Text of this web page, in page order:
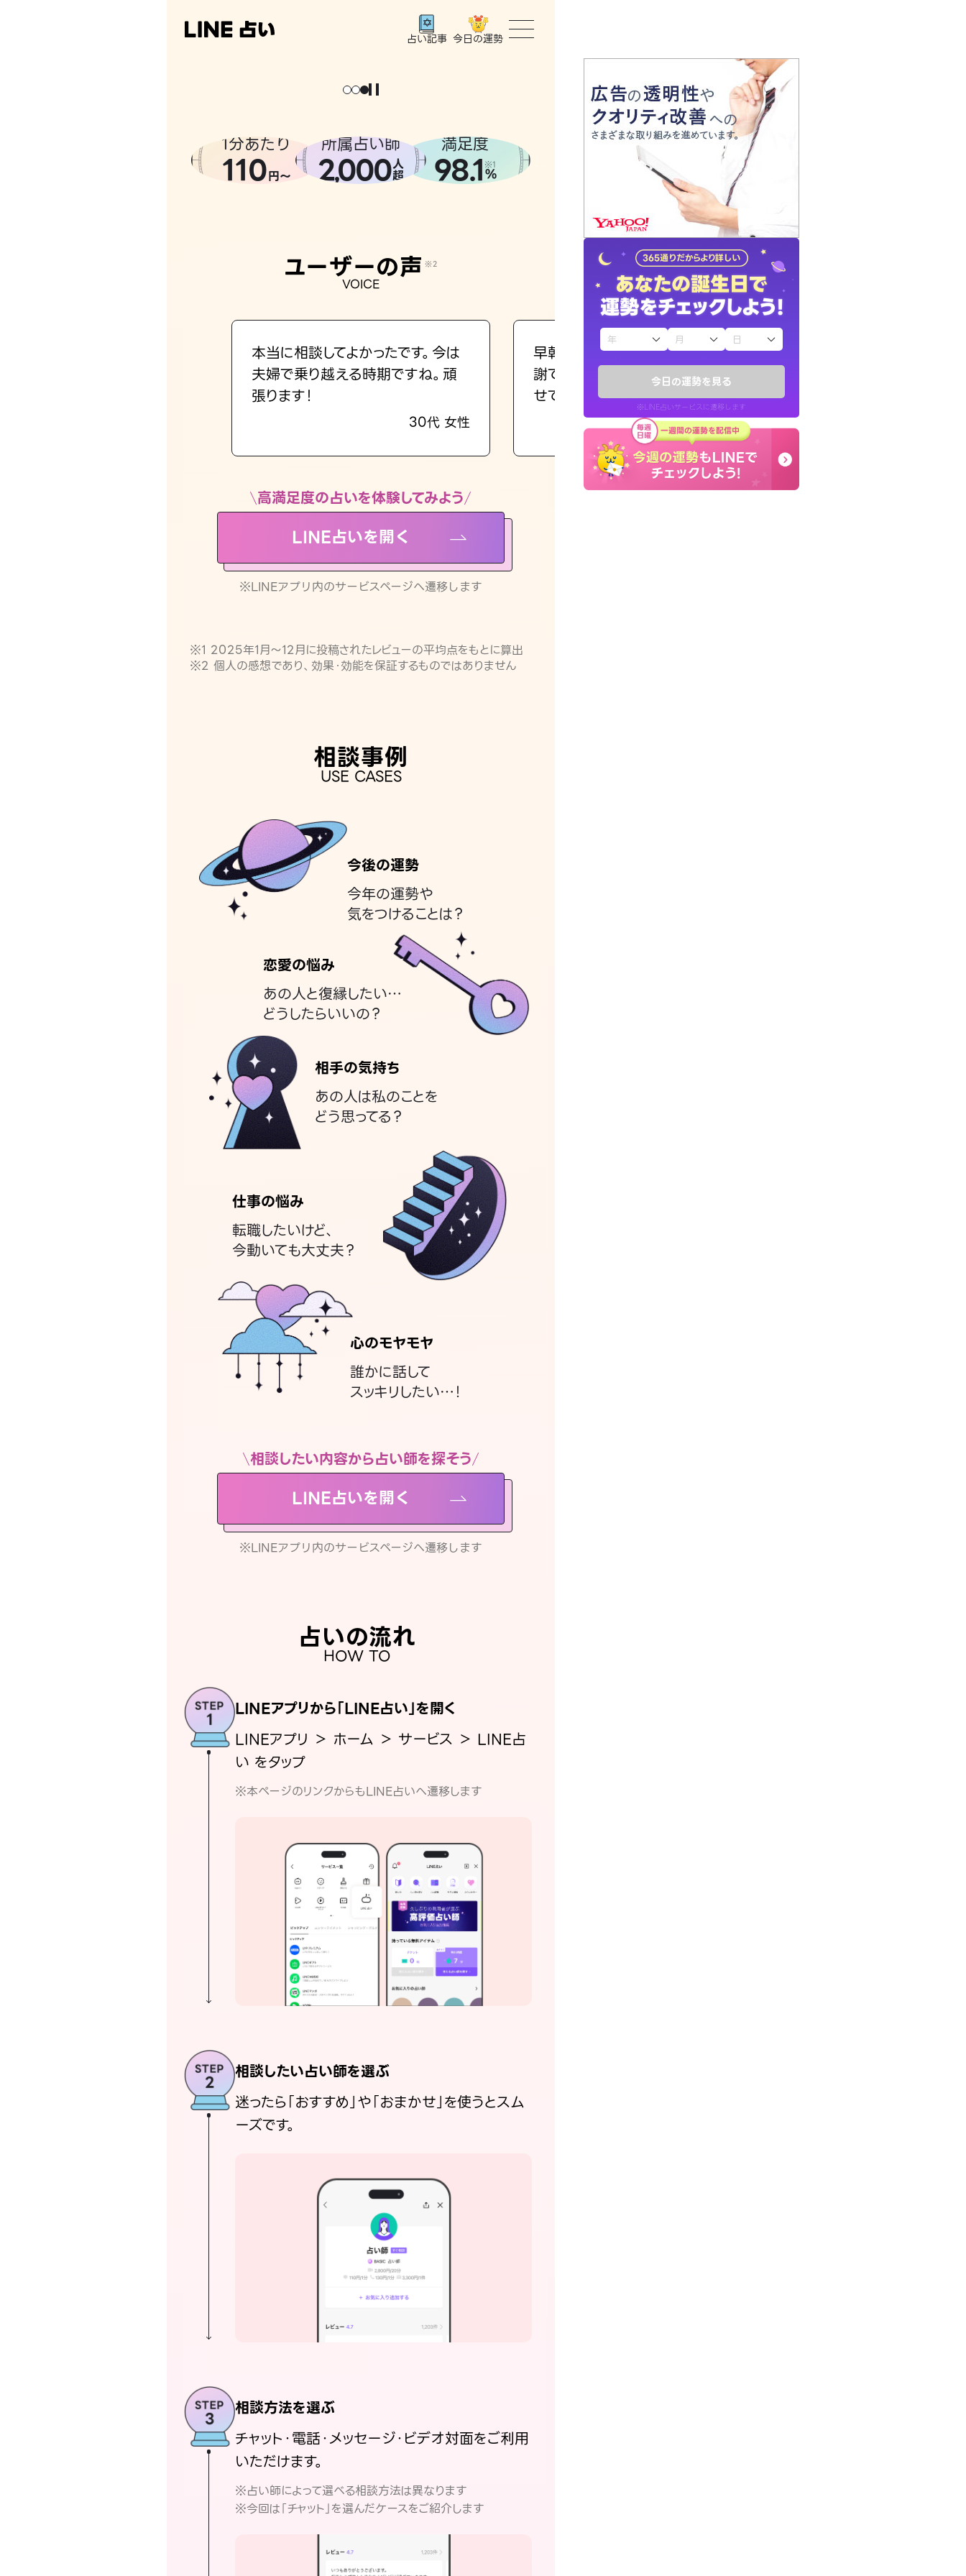
今日の運勢を見る
※LINE占いサービスに遷移します
占い記事 今日の運勢
トップ
ユーザーの声
占いの流れ
おすすめの占い師
よくある質問
えもじの子（占）12星座占い
お知らせ
1分あたり
110円〜
所属占い師
2,000人
超
満足度
98.1 ※1
%
ユーザーの声 ※2
VOICE
本当に相談してよかったです。今は
夫婦で乗り越える時期ですね。頑
張ります！
30代 女性
早朝にも関わらず鑑定いただき感
謝です。私のままでいいんだと思わ
せてくれます。
40代 女性
高満足度の占いを体験してみよう
LINE占いを開く
※LINEアプリ内のサービスページへ遷移します
※1 2025年1月〜12月に投稿されたレビューの平均点をもとに算出
※2 個人の感想であり、効果・効能を保証するものではありません
相談事例
USE CASES
今後の運勢
今年の運勢や
気をつけることは？
恋愛の悩み
あの人と復縁したい…
どうしたらいいの？
相手の気持ち
あの人は私のことを
どう思ってる？
仕事の悩み
転職したいけど、
今動いても大丈夫？
心のモヤモヤ
誰かに話して
スッキリしたい…！
相談したい内容から占い師を探そう
LINE占いを開く
※LINEアプリ内のサービスページへ遷移します
占いの流れ
HOW TO
LINEアプリから「LINE占い」を開く
LINEアプリ ＞ ホーム ＞ サービス ＞ LINE占
い をタップ
※本ページのリンクからもLINE占いへ遷移します
相談したい占い師を選ぶ
迷ったら「おすすめ」や「おまかせ」を使うとスム
ーズです。
相談方法を選ぶ
チャット・電話・メッセージ・ビデオ対面をご利用
いただけます。
※占い師によって選べる相談方法は異なります
※今回は「チャット」を選んだケースをご紹介します